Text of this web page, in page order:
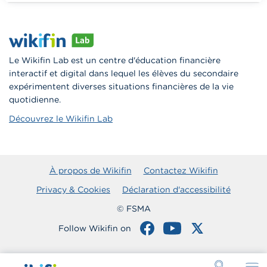
Le Wikifin Lab est un centre d'éducation financière
interactif et digital dans lequel les élèves du secondaire
expérimentent diverses situations financières de la vie
quotidienne.
Découvrez le Wikifin Lab
À propos de Wikifin
Contactez Wikifin
Privacy & Cookies
Déclaration d'accessibilité
© FSMA
Follow Wikifin on